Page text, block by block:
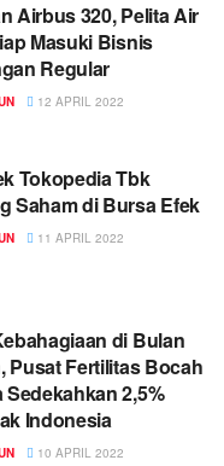
Airbus 320, Pelita Air
Masuki Bisnis
Regular
12 APRIL 2022
Tokopedia Tbk
Saham di Bursa Efek
11 APRIL 2022
di Bulan
Pusat Fertilitas Bocah
2,5%
Indonesia
10 APRIL 2022